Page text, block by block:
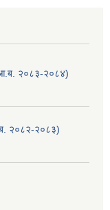
(आ.ब. २०८३-२०८४)
२०८२-२०८३)